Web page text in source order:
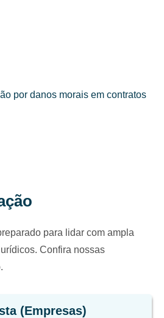
por danos morais em contratos
para lidar com ampla
Confira nossas
(Empresas)